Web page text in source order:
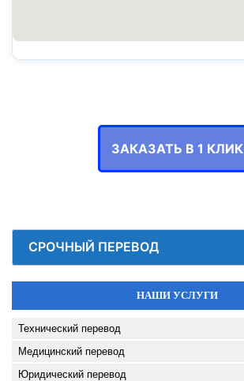
ЗАКАЗАТЬ В 1 КЛИК
СРОЧНЫЙ ПЕРЕВОД
НАШИ УСЛУГИ
Технический перевод
Медицинский перевод
Юридический перевод